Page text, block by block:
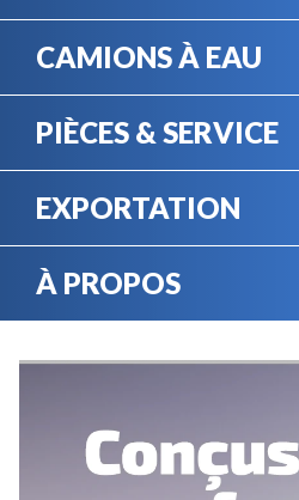
CAMIONS À EAU
PIÈCES & SERVICE
EXPORTATION
À PROPOS